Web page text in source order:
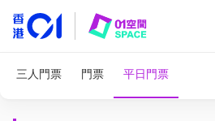
三人門票 門票 平日門票